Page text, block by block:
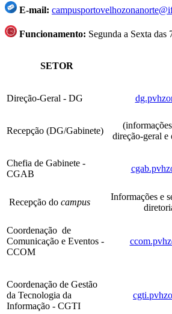
E-mail:
Funcionamento: Segunda a Sexta das
SETOR
Direção-Geral - DG
Recepção (DG/Gabinete)
direção-geral
Chefia de Gabinete -
CGAB
Recepção do campus
Informações e
Coordenação de
Comunicação e Eventos -
CCOM
Coordenação de Gestão
da Tecnologia da
Informação - CGTI